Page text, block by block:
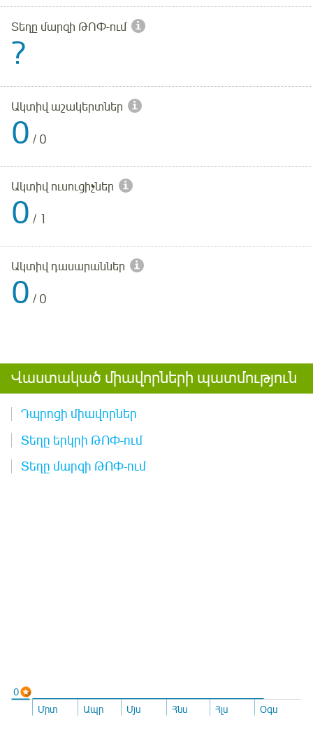
Տեղը մարզի ԹՈՓ-ում
?
Ակտիվ աշակերտներ
0 / 0
Ակտիվ ուսուցիչներ
0 / 1
Ակտիվ դասարաններ
0 / 0
Վաստակած միավորների պատմություն
Դպրոցի միավորներ
Տեղը երկրի ԹՈՓ-ում
Տեղը մարզի ԹՈՓ-ում
Մրտ Ապր Մյս Հնս Հլս Օգս
0